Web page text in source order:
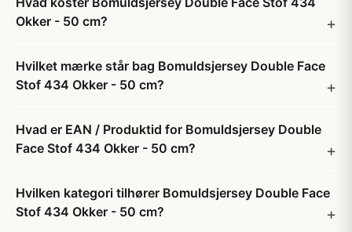
Okker - 50 cm?
Hvilket mærke står bag Bomuldsjersey Double Face
Stof 434 Okker - 50 cm?
Hvad er EAN / Produktid for Bomuldsjersey Double
Face Stof 434 Okker - 50 cm?
Hvilken kategori tilhører Bomuldsjersey Double Face
Stof 434 Okker - 50 cm?